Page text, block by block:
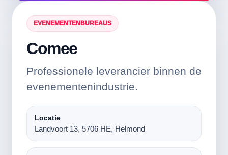
EVENEMENTENBUREAUS
Comee
Professionele leverancier binnen de
evenementenindustrie.
Locatie
Landvoort 13, 5706 HE, Helmond